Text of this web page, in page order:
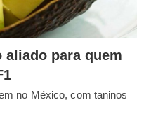
aliado para quem
no México, com taninos